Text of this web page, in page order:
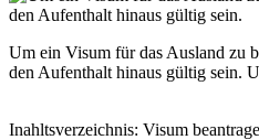
Um ein Visum für das Ausland zu
den Aufenthalt hinaus gültig sein.
Inahltsverzeichnis: Visum